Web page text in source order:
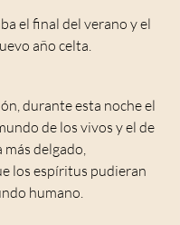
el final del verano y el
año celta.
durante esta noche el
de los vivos y el de
delgado,
los espíritus pudieran
humano.